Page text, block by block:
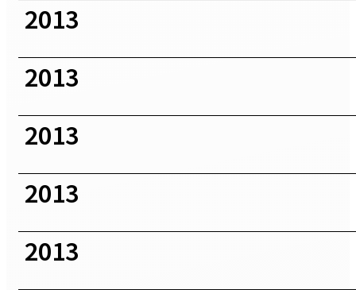
2013
2013
2013
2013
2013